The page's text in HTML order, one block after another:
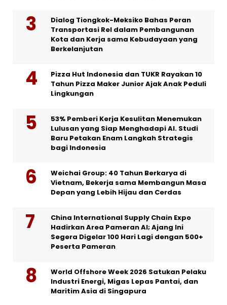
Dialog Tiongkok-Meksiko Bahas Peran
Transportasi Rel dalam Pembangunan
Kota dan Kerja sama Kebudayaan yang
Berkelanjutan
Pizza Hut Indonesia dan TUKR Rayakan 10
Tahun Pizza Maker Junior Ajak Anak Peduli
Lingkungan
53% Pemberi Kerja Kesulitan Menemukan
Lulusan yang Siap Menghadapi AI. Studi
Baru Petakan Enam Langkah Strategis
bagi Indonesia
Weichai Group: 40 Tahun Berkarya di
Vietnam, Bekerja sama Membangun Masa
Depan yang Lebih Hijau dan Cerdas
China International Supply Chain Expo
Hadirkan Area Pameran AI; Ajang Ini
Segera Digelar 100 Hari Lagi dengan 500+
Peserta Pameran
World Offshore Week 2026 Satukan Pelaku
Industri Energi, Migas Lepas Pantai, dan
Maritim Asia di Singapura